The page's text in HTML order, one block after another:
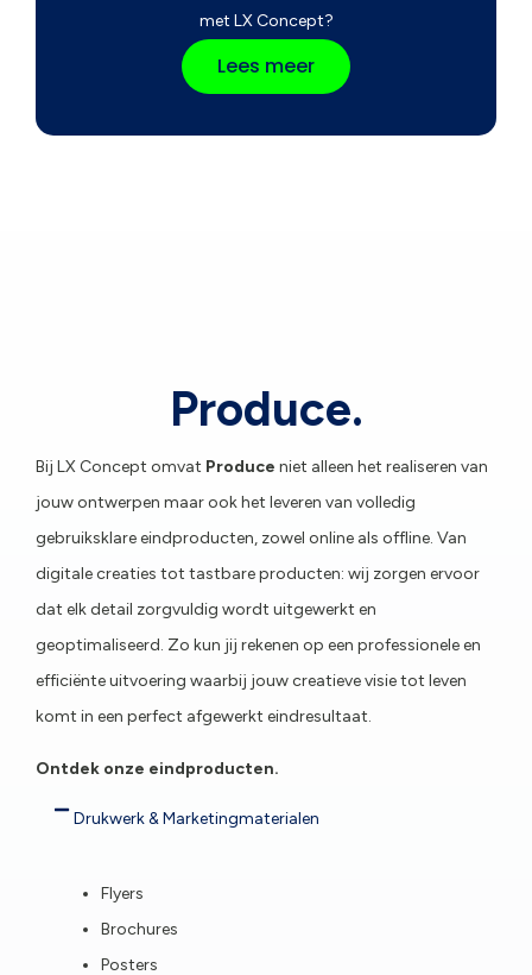
met LX Concept?
Lees meer
Produce.
Bij LX Concept omvat Produce niet alleen het realiseren van
jouw ontwerpen maar ook het leveren van volledig
gebruiksklare eindproducten, zowel online als offline. Van
digitale creaties tot tastbare producten: wij zorgen ervoor
dat elk detail zorgvuldig wordt uitgewerkt en
geoptimaliseerd. Zo kun jij rekenen op een professionele en
efficiënte uitvoering waarbij jouw creatieve visie tot leven
komt in een perfect afgewerkt eindresultaat.
Ontdek onze eindproducten.
Drukwerk & Marketingmaterialen
Flyers
Brochures
Posters